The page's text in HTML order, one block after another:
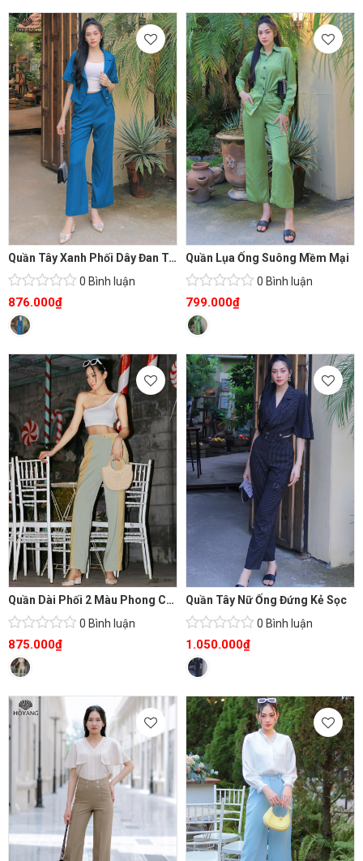
Quần Tây Xanh Phối Dây Đan Túi Lạ Mắt
0 Bình luận
876.000₫
Quần Lụa Ống Suông Mềm Mại
0 Bình luận
799.000₫
Quần Dài Phối 2 Màu Phong Cách Streetstyle
0 Bình luận
875.000₫
Quần Tây Nữ Ống Đứng Kẻ Sọc
0 Bình luận
1.050.000₫